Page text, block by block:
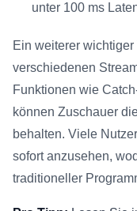
unter 100 ms
Ein weiterer
verschiedenen
Funktionen wie
können Zuschauer
behalten. Viele
sofort anzusehen,
traditioneller